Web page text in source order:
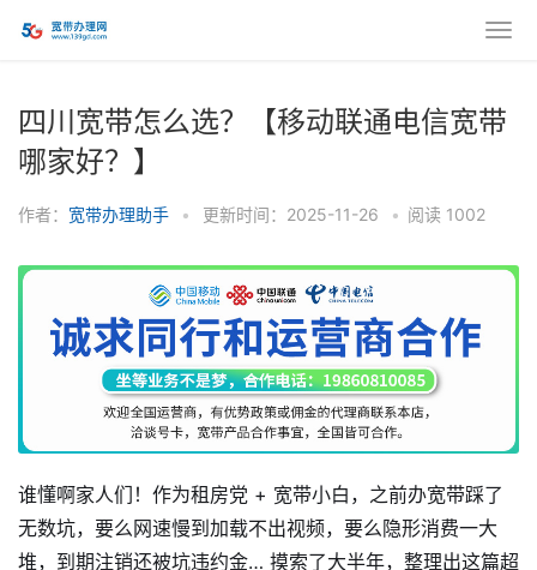
四川宽带怎么选？【移动联通电信宽带
哪家好？】
作者： 宽带办理助手 • 更新时间：2025-11-26 • 阅读 1002
谁懂啊家人们！作为租房党 + 宽带小白，之前办宽带踩了
无数坑，要么网速慢到加载不出视频，要么隐形消费一大
堆，到期注销还被坑违约金… 摸索了大半年，整理出这篇超